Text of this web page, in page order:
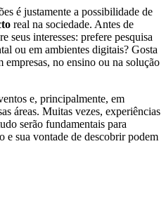
é justamente a possibilidade de
real na sociedade. Antes de
seus interesses: prefere pesquisa
ou em ambientes digitais? Gosta
no ensino ou na solução
e, principalmente, em
áreas. Muitas vezes, experiências
serão fundamentais para
e sua vontade de descobrir podem